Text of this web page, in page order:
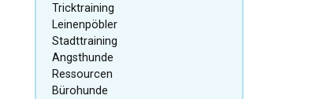
Tricktraining
Leinenpöbler
Stadttraining
Angsthunde
Ressourcen
Bürohunde